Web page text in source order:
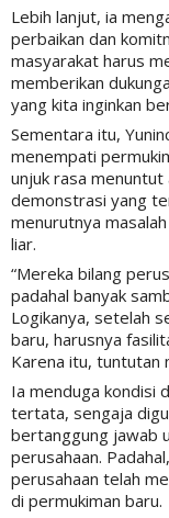
Lebih lanjut, ia
perbaikan dan
masyarakat harus
memberikan
yang kita inginkan
Sementara itu,
menempati
unjuk rasa
demonstrasi yang
menurutnya
liar.
“Mereka bilang
padahal banyak
Logikanya, setelah
baru, harusnya
Karena itu, tuntutan
Ia menduga kondisi
tertata, sengaja
bertanggung jawab
perusahaan.
perusahaan telah
di permukiman baru.